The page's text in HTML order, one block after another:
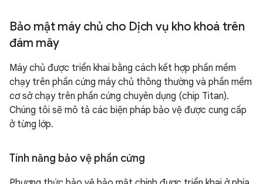
Bảo mật máy chủ cho Dịch vụ kho khoá trên
đám mây
Máy chủ được triển khai bằng cách kết hợp phần mềm
chạy trên phần cứng máy chủ thông thường và phần mềm
cơ sở chạy trên phần cứng chuyên dụng (chip Titan).
Chúng tôi sẽ mô tả các biện pháp bảo vệ được cung cấp
ở từng lớp.
Tính năng bảo vệ phần cứng